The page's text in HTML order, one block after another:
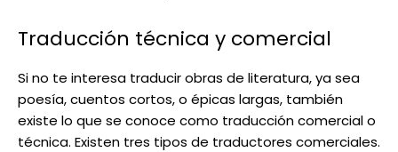
Traducción técnica y comercial
Si no te interesa traducir obras de literatura, ya sea
poesía, cuentos cortos, o épicas largas, también
existe lo que se conoce como traducción comercial o
técnica. Existen tres tipos de traductores comerciales.